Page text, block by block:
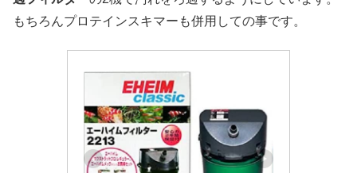
もちろんプロテインスキマーも併用しての事です。